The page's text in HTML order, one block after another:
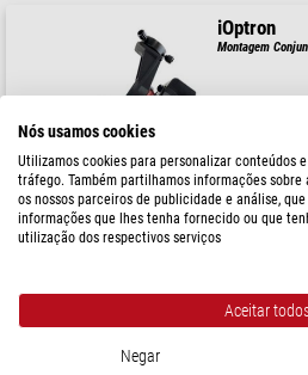
iOptron
Montagem
$
pronto
Nós usamos cookies
Utilizamos cookies para personalizar conteúdos
tráfego. Também partilhamos informações
os nossos parceiros de publicidade e análise,
informações que lhes tenha fornecido ou que
utilização dos respectivos serviços
Aceitar
Negar